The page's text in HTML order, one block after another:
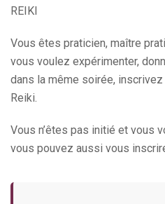
REIKI
Vous êtes praticien, maître
vous voulez expérimenter,
dans la même soirée, inscrivez
Reiki.
Vous n’êtes pas initié et vous
vous pouvez aussi vous